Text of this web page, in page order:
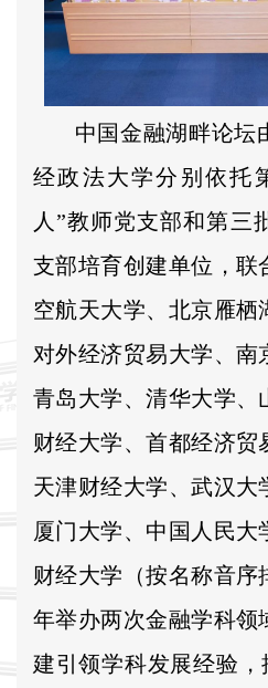
中国金融湖畔论坛
经政法大学分别依托
人”教师党支部和第三
支部培育创建单位，联
空航天大学、北京雁栖
对外经济贸易大学、南
青岛大学、清华大学、
财经大学、首都经济贸
天津财经大学、武汉大
厦门大学、中国人民大
财经大学（按名称音序
年举办两次金融学科领
建引领学科发展经验，